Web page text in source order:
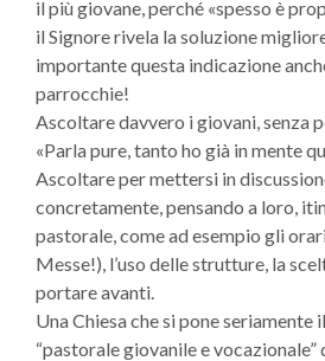
il più giovane, perché «spesso è
il Signore rivela la soluzione
importante questa indicazione
parrocchie!
Ascoltare davvero i giovani, senza
«Parla pure, tanto ho già in mente
Ascoltare per mettersi in
concretamente, pensando a loro,
pastorale, come ad esempio gli
Messe!), l’uso delle strutture, la
portare avanti.
Una Chiesa che si pone seriamente
“pastorale giovanile e